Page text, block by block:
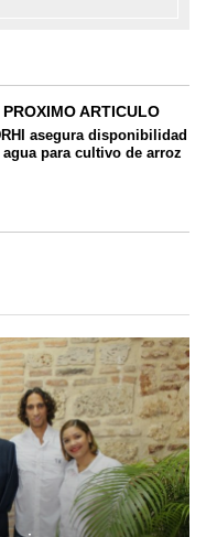
PROXIMO ARTICULO
asegura disponibilidad
agua para cultivo de arroz